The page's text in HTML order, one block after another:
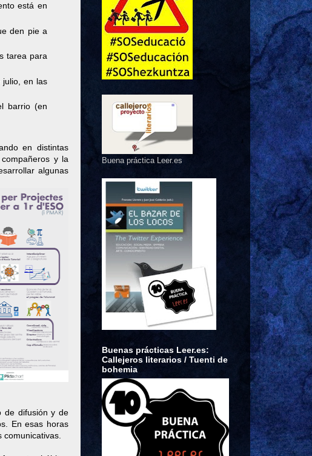
está en
den pie a
tarea para
julio, en las
barrio (en
en distintas
y la
algunas
de difusión y de
En esas horas
Buena práctica Leer.es
Buenas prácticas Leer.es:
Callejeros literarios / Tuenti de
bohemia